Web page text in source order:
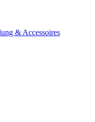
& Accessoires